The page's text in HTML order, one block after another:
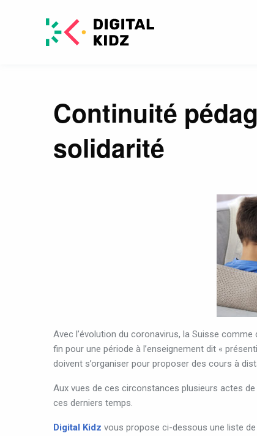
Continuité
solidarité
Avec l’évolution du coronavirus, la Suisse
fin pour une période à l’enseignement dit «
doivent s’organiser pour proposer des cours à
Aux vues de ces circonstances plusieurs actes
ces derniers temps.
Digital Kidz vous propose ci-dessous une liste